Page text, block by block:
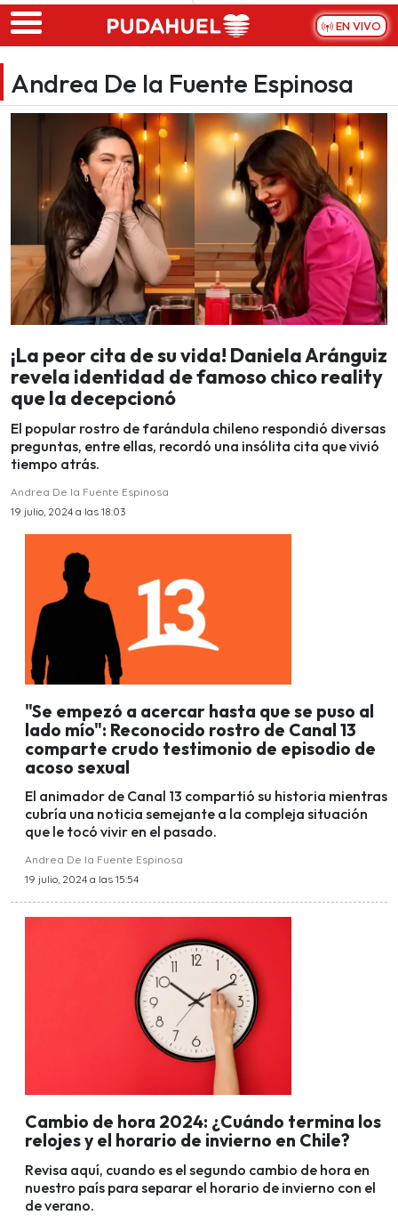
Skip to main content
EN VIVO
Andrea De la Fuente Espinosa
¡La peor cita de su vida! Daniela Aránguiz
revela identidad de famoso chico reality
que la decepcionó
El popular rostro de farándula chileno respondió diversas
preguntas, entre ellas, recordó una insólita cita que vivió
tiempo atrás.
Andrea De la Fuente Espinosa
19 julio, 2024 a las 18:03
"Se empezó a acercar hasta que se puso al
lado mío": Reconocido rostro de Canal 13
comparte crudo testimonio de episodio de
acoso sexual
El animador de Canal 13 compartió su historia mientras
cubría una noticia semejante a la compleja situación
que le tocó vivir en el pasado.
Andrea De la Fuente Espinosa
19 julio, 2024 a las 15:54
Cambio de hora 2024: ¿Cuándo termina los
relojes y el horario de invierno en Chile?
Revisa aquí, cuando es el segundo cambio de hora en
nuestro país para separar el horario de invierno con el
de verano.